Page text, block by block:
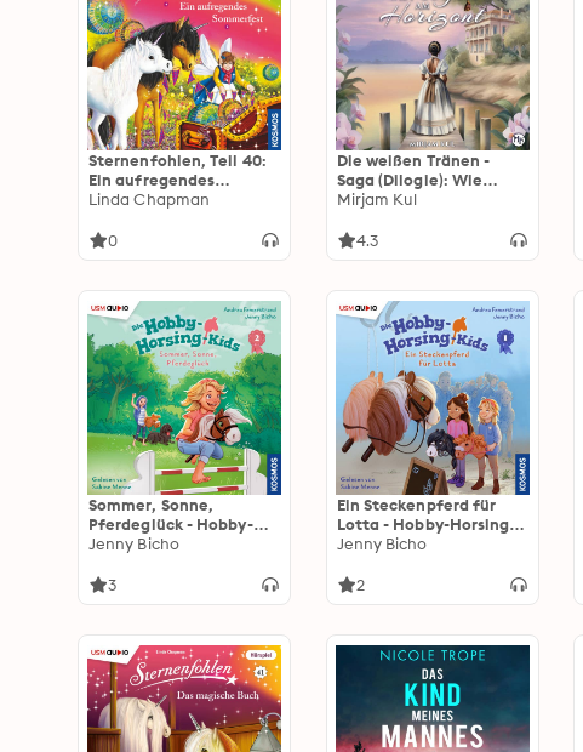
Sternenfohlen, Teil 40:
Ein aufregendes
Sommerfest
Linda Chapman
0
Die weißen Tränen -
Saga (Dilogie): Wie
Regen am Horizont
Mirjam Kul
4.3
Sommer, Sonne,
Pferdeglück - Hobby-
Horsing-Kids, Teil 2
Jenny Bicho
3
Ein Steckenpferd für
Lotta - Hobby-Horsing-
Kids, Teil 1 (ungekürzt)
Jenny Bicho
2